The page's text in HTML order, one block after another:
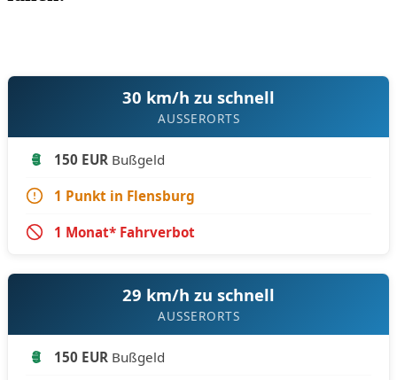
30 km/h zu schnell
AUSSERORTS
150 EUR Bußgeld
1 Punkt in Flensburg
1 Monat* Fahrverbot
29 km/h zu schnell
AUSSERORTS
150 EUR Bußgeld